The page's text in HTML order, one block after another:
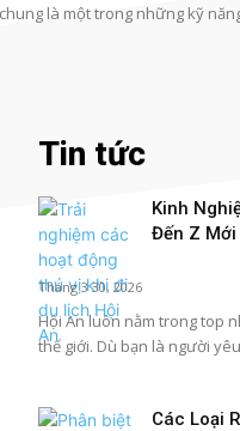
là một trong những kỹ
Tin tức
Kinh
Đến Z Mới
Tháng 3 30, 2026
Hội An luôn nằm trong top
thế giới. Dù bạn là người
Các Loại